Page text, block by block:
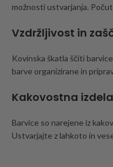
možnosti ustvarjanja.
Vzdržljivost in
Kovinska škatla ščiti
barve organizirane in
Kakovostna
Barvice so narejene iz
Ustvarjajte z lahkoto in